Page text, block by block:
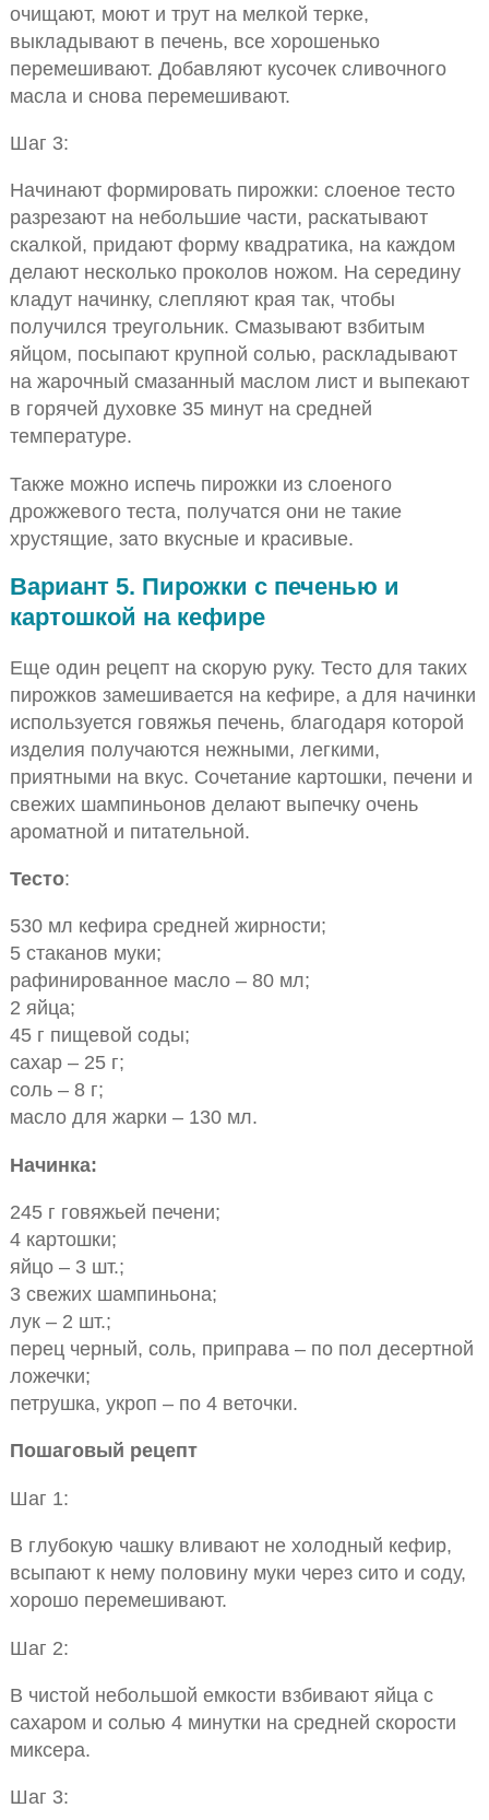
очищают, моют и трут на мелкой терке,
выкладывают в печень, все хорошенько
перемешивают. Добавляют кусочек сливочного
масла и снова перемешивают.
Шаг 3:
Начинают формировать пирожки: слоеное тесто
разрезают на небольшие части, раскатывают
скалкой, придают форму квадратика, на каждом
делают несколько проколов ножом. На середину
кладут начинку, слепляют края так, чтобы
получился треугольник. Смазывают взбитым
яйцом, посыпают крупной солью, раскладывают
на жарочный смазанный маслом лист и выпекают
в горячей духовке 35 минут на средней
температуре.
Также можно испечь пирожки из слоеного
дрожжевого теста, получатся они не такие
хрустящие, зато вкусные и красивые.
Вариант 5. Пирожки с печенью и
картошкой на кефире
Еще один рецепт на скорую руку. Тесто для таких
пирожков замешивается на кефире, а для начинки
используется говяжья печень, благодаря которой
изделия получаются нежными, легкими,
приятными на вкус. Сочетание картошки, печени и
свежих шампиньонов делают выпечку очень
ароматной и питательной.
Тесто:
530 мл кефира средней жирности;
5 стаканов муки;
рафинированное масло – 80 мл;
2 яйца;
45 г пищевой соды;
сахар – 25 г;
соль – 8 г;
масло для жарки – 130 мл.
Начинка:
245 г говяжьей печени;
4 картошки;
яйцо – 3 шт.;
3 свежих шампиньона;
лук – 2 шт.;
перец черный, соль, приправа – по пол десертной
ложечки;
петрушка, укроп – по 4 веточки.
Пошаговый рецепт
Шаг 1:
В глубокую чашку вливают не холодный кефир,
всыпают к нему половину муки через сито и соду,
хорошо перемешивают.
Шаг 2:
В чистой небольшой емкости взбивают яйца с
сахаром и солью 4 минутки на средней скорости
миксера.
Шаг 3: